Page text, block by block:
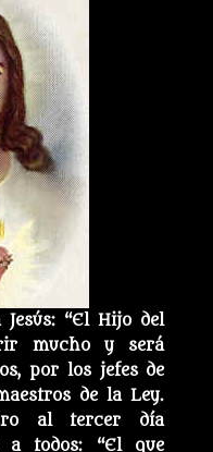
“El Hijo del
mucho y será
por los jefes de
de la Ley.
al tercer día
a todos: “El que